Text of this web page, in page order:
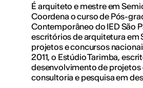
É arquiteto e mestre em
Coordena o curso de Pós-
Contemporâneo do IED São
escritórios de arquitetura em
projetos e concursos
2011, o Estúdio Tarimba,
desenvolvimento de
consultoria e pesquisa em